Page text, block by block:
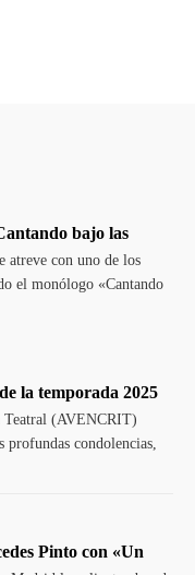
bajo las
atreve con uno de los
el monólogo «Cantando
la temporada 2025
Teatral (AVENCRIT)
profundas condolencias,
Pinto con «Un